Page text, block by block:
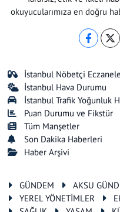
okuyucularımıza en doğru
İstanbul Nöbetçi
İstanbul Hava Durumu
İstanbul Trafik Yoğunluk
Puan Durumu ve Fikstür
Tüm Manşetler
Son Dakika Haberleri
Haber Arşivi
GÜNDEM AKSU
YEREL YÖNETİMLER